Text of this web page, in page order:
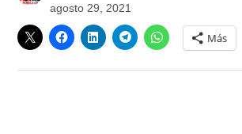
agosto 29, 2021
Más